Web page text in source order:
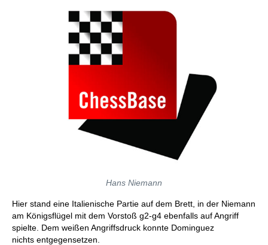
Hans Niemann
Hier stand eine Italienische Partie auf dem Brett, in der Niemann
am Königsflügel mit dem Vorstoß g2-g4 ebenfalls auf Angriff
spielte. Dem weißen Angriffsdruck konnte Dominguez
nichts entgegensetzen.